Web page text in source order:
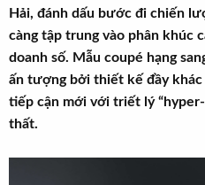
r
r
Hải, đánh dấu bước đi chiến
càng tập trung vào phân khúc
doanh số. Mẫu coupé hạng
ấn tượng bởi thiết kế đầy
tiếp cận mới với triết lý
thất.